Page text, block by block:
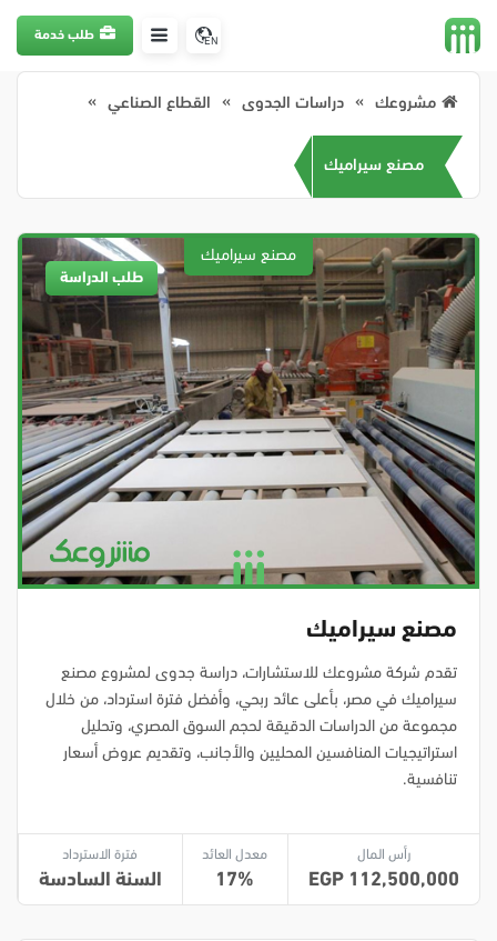
EN طلب خدمة
مشروعك دراسات الجدوى القطاع الصناعي
مصنع سيراميك
مصنع سيراميك
طلب الدراسة
تقدم شركة مشروعك للاستشارات، دراسة جدوى لمشروع مصنع
سيراميك في مصر، بأعلى عائد ربحي، وأفضل فترة استرداد، من خلال
مجموعة من الدراسات الدقيقة لحجم السوق المصري، وتحليل
استراتيجيات المنافسين المحليين والأجانب، وتقديم عروض أسعار
تنافسية.
رأس المال
112,500,000
معدل العائد
17
فترة الاسترداد
السنة السادسة